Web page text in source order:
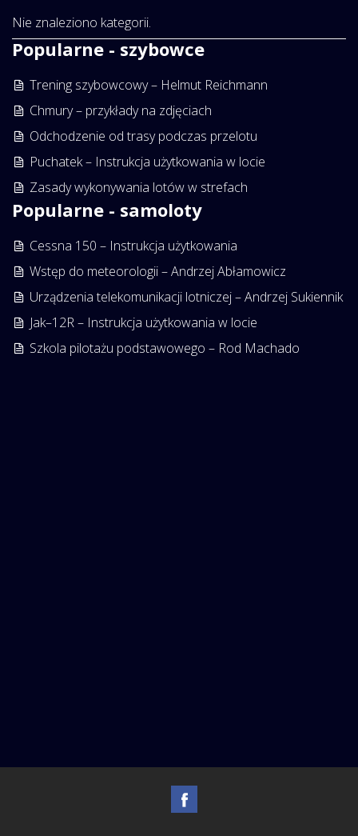
Nie znaleziono kategorii.
Popularne - szybowce
Trening szybowcowy – Helmut Reichmann
Chmury – przykłady na zdjęciach
Odchodzenie od trasy podczas przelotu
Puchatek – Instrukcja użytkowania w locie
Zasady wykonywania lotów w strefach
Popularne - samoloty
Cessna 150 – Instrukcja użytkowania
Wstęp do meteorologii – Andrzej Abłamowicz
Urządzenia telekomunikacji lotniczej – Andrzej Sukiennik
Jak–12R – Instrukcja użytkowania w locie
Szkola pilotażu podstawowego – Rod Machado